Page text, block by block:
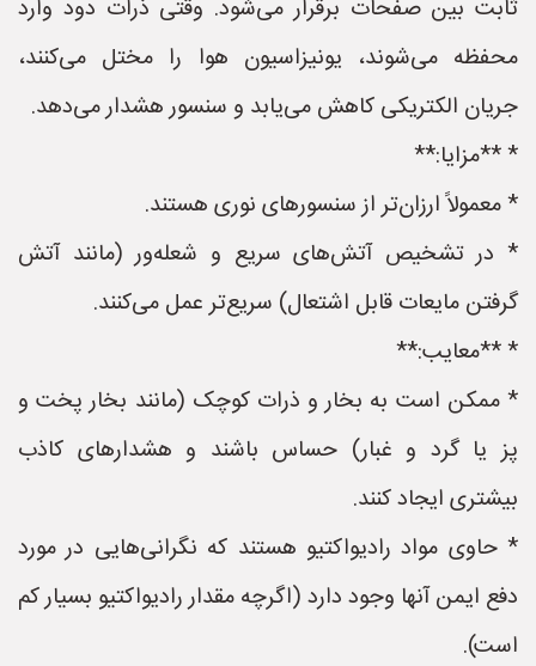
ثابت بین صفحات برقرار می‌شود. وقتی ذرات دود وارد
محفظه می‌شوند، یونیزاسیون هوا را مختل می‌کنند،
جریان الکتریکی کاهش می‌یابد و سنسور هشدار می‌دهد.
* **مزایا:**
* معمولاً ارزان‌تر از سنسورهای نوری هستند.
* در تشخیص آتش‌های سریع و شعله‌ور (مانند آتش
گرفتن مایعات قابل اشتعال) سریع‌تر عمل می‌کنند.
* **معایب:**
* ممکن است به بخار و ذرات کوچک (مانند بخار پخت و
پز یا گرد و غبار) حساس باشند و هشدارهای کاذب
بیشتری ایجاد کنند.
* حاوی مواد رادیواکتیو هستند که نگرانی‌هایی در مورد
دفع ایمن آنها وجود دارد (اگرچه مقدار رادیواکتیو بسیار کم
است).